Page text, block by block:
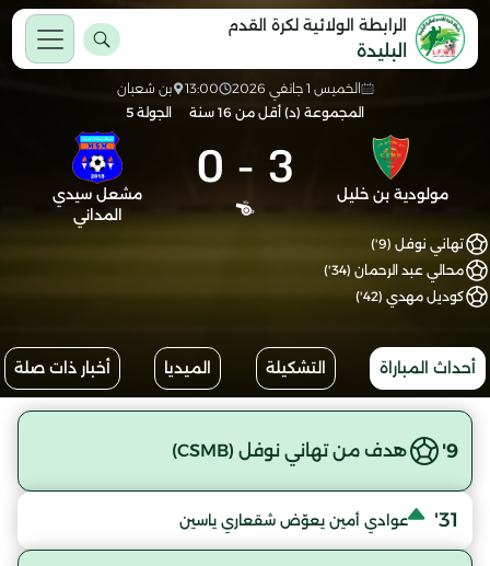
الرابطة الولائية لكرة القدم
البليدة
الخميس 1 جانفي 2026 13:00
بن شعبان
المجموعة (د) أقل من 16 سنة
الجولة 5
مولودية بن خليل 3
-
0
مشعل سيدي
المداني
تهاني نوفل (9')
محالي عبد الرحمان (34')
كوديل مهدي (42')
أحداث المباراة التشكيلة الميديا أخبار ذات صلة
9' هدف من تهاني نوفل (CSMB)
31' عوادي أمين يعوّض شقعاري ياسين